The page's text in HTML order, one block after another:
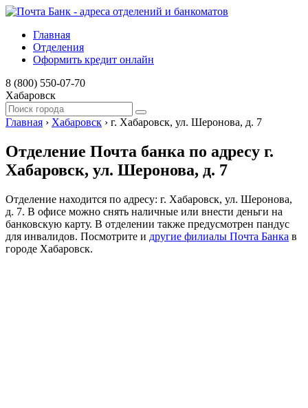
Главная
Отделения
Оформить кредит онлайн
8 (800) 550-07-70
Хабаровск
Главная › Хабаровск › г. Хабаровск, ул. Шеронова, д. 7
Отделение Почта банка по адресу г.
Хабаровск, ул. Шеронова, д. 7
Отделение находится по адресу: г. Хабаровск, ул. Шеронова,
д. 7. В офисе можно снять наличные или внести деньги на
банковскую карту. В отделении также предусмотрен пандус
для инвалидов. Посмотрите и другие филиалы Почта Банка в
городе Хабаровск.